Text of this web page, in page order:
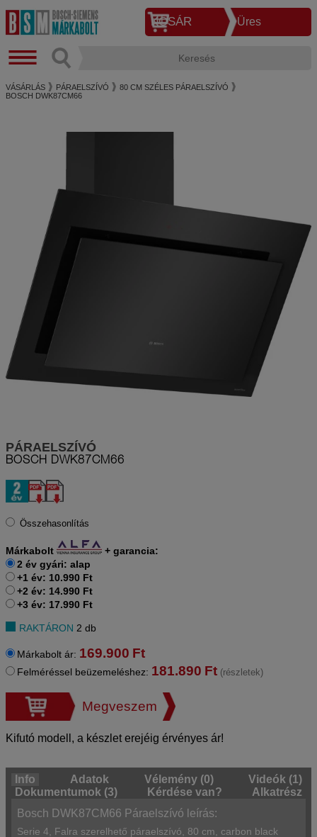
KOSÁR Üres
VÁSÁRLÁS PÁRAELSZÍVÓ
80 CM SZÉLES PÁRAELSZÍVÓ
BOSCH DWK87CM66
PÁRAELSZÍVÓ
BOSCH DWK87CM66
Összehasonlítás
Márkabolt + garancia:
2 év gyári: alap
+1 év: 10.990 Ft
+2 év: 14.990 Ft
+3 év: 17.990 Ft
RAKTÁRON 2 db
Márkabolt ár: 169.900 Ft
Felméréssel beüzemeléshez: 181.890 Ft (részletek)
Megveszem
Kifutó modell, a készlet erejéig érvényes ár!
Info Adatok Vélemény (0)
Videók (1)
Dokumentumok (3)
Kérdése van?
Alkatrész
Bosch DWK87CM66 Páraelszívó leírás:
Serie 4, Falra szerelhető páraelszívó, 80 cm, carbon black